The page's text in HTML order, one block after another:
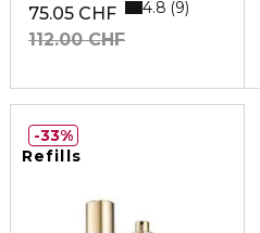
75.05 CHF
112.00 CHF
4.8 9
Refills
33%